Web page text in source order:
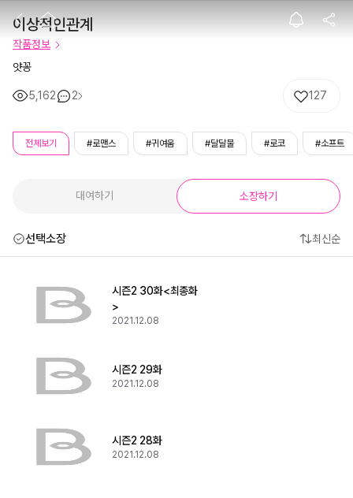
이상적인관계
이상적인관계
작품정보
얏꽁
5,162 2 127
전체보기 #로맨스 #귀여움 #달달물 #로코 #소프트
대여하기 소장하기
선택소장 최신순
시즌2 30화<최종화
>
2021.12.08
시즌2 29화
2021.12.08
시즌2 28화
2021.12.08